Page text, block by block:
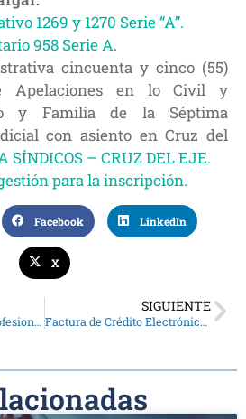
1269 y 1270 Serie “A”.
958 Serie A.
cincuenta y cinco (55)
Apelaciones en lo Civil y
y Familia de la Séptima
con asiento en Cruz del
SÍNDICOS – CRUZ DEL EJE.
para la inscripción.
Facebook LinkedIn
X
El CPCE ayuda a los profesionales que buscan trabajo
SIGUIENTE
Factura de Crédito Electrónica: se actualiza el monto mínimo